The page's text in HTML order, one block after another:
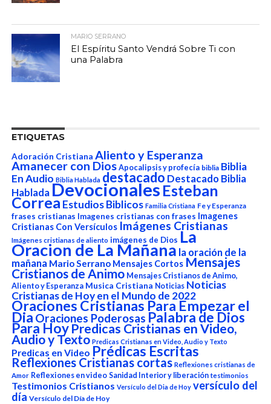
MARIO SERRANO
El Espíritu Santo Vendrá Sobre Ti con
una Palabra
ETIQUETAS
Adoración Cristiana Aliento y Esperanza
Amanecer con Dios Apocalipsis y profecía biblia Biblia
En Audio Biblia Hablada destacado Destacado Biblia
HabladaDevocionalesEsteban
Correa Estudios Biblicos Familia Cristiana Fe y Esperanza
frases cristianas Imagenes cristianas con frases Imagenes
Cristianas Con Versículos Imágenes Cristianas
Imágenes cristianas de aliento imágenes de Dios La
Oracion de La Mañana la oración de la
mañana Mario Serrano Mensajes Cortos Mensajes
Cristianos de Animo Mensajes Cristianos de Animo,
Aliento y Esperanza Musica Cristiana Noticias Noticias
Cristianas de Hoy en el Mundo de 2022
Oraciones Cristianas Para Empezar el
DiaOraciones Poderosas Palabra de Dios
Para Hoy Predicas Cristianas en Video,
Audio y Texto Predicas Cristianas en Video, Audio y Texto
Predicas en Video Prédicas Escritas
Reflexiones Cristianas cortas Reflexiones cristianas de
Amor Reflexiones en video Sanidad Interior y liberación testimonios
Testimonios Cristianos Versículo del Dia de Hoy versículo del
día Versículo del Día de Hoy